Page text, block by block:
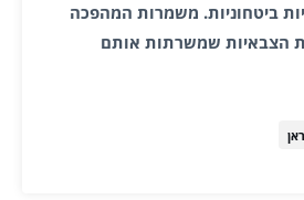
ביטחוניות. משמרות המהפכה
הצבאיות שמשרתות אותם